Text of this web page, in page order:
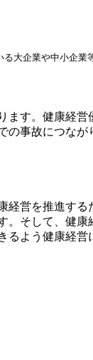
大企業や中小企業
す。健康経
事故につな
営を推進す
そして、健
よう健康経営